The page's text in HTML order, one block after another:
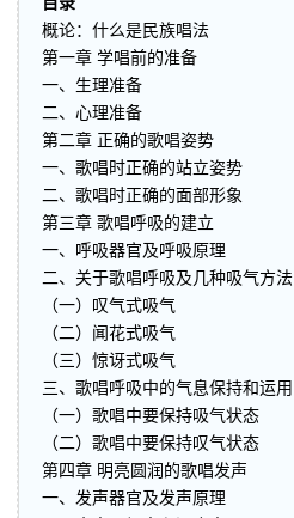
概论：什么是民族唱法
第一章 学唱前的准备
一、生理准备
二、心理准备
第二章 正确的歌唱姿势
一、歌唱时正确的站立姿势
二、歌唱时正确的面部形象
第三章 歌唱呼吸的建立
一、呼吸器官及呼吸原理
二、关于歌唱呼吸及几种吸气方法
（一）叹气式吸气
（二）闻花式吸气
（三）惊讶式吸气
三、歌唱呼吸中的气息保持和运用
（一）歌唱中要保持吸气状态
（二）歌唱中要保持叹气状态
第四章 明亮圆润的歌唱发声
一、发声器官及发声原理